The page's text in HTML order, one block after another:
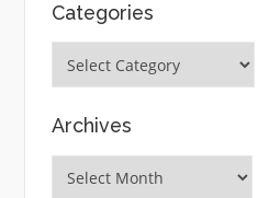
Categories
Archives